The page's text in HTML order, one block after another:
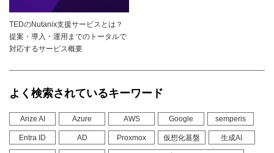
TEDのNutanix支援サービスとは？
提案・導入・運用までのトータルで
対応するサービス概要
よく検索されているキーワード
Arize AI Azure AWS Google semperis
Entra ID AD Proxmox 仮想化基盤 生成AI